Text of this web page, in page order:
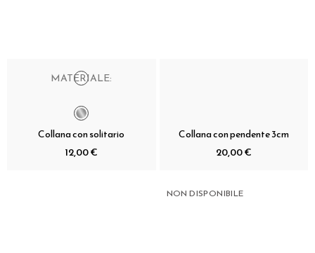
MATERIALE:
Collana con solitario
12,00 €
Collana con pendente 3cm
20,00 €
NON DISPONIBILE